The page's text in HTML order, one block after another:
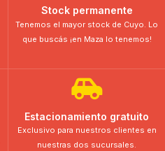
Stock permanente
Tenemos el mayor stock de Cuyo. Lo
que buscás ¡en Maza lo tenemos!
Estacionamiento gratuito
Exclusivo para nuestros clientes en
nuestras dos sucursales.